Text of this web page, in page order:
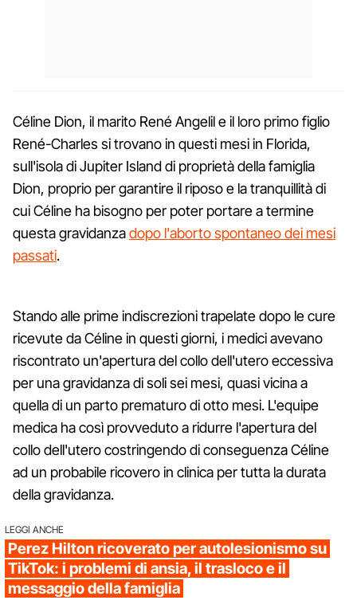
Céline Dion, il marito René Angelil e il loro primo figlio
René-Charles si trovano in questi mesi in Florida,
sull'isola di Jupiter Island di proprietà della famiglia
Dion, proprio per garantire il riposo e la tranquillità di
cui Céline ha bisogno per poter portare a termine
questa gravidanzadopo l'aborto spontaneo dei mesi
passati.
Stando alle prime indiscrezioni trapelate dopo le cure
ricevute da Céline in questi giorni, i medici avevano
riscontrato un'apertura del collo dell'utero eccessiva
per una gravidanza di soli sei mesi, quasi vicina a
quella di un parto prematuro di otto mesi. L'equipe
medica ha così provveduto a ridurre l'apertura del
collo dell'utero costringendo di conseguenza Céline
ad un probabile ricovero in clinica per tutta la durata
della gravidanza.
LEGGI ANCHE
Perez Hilton ricoverato per autolesionismo su
TikTok: i problemi di ansia, il trasloco e il
messaggio della famiglia